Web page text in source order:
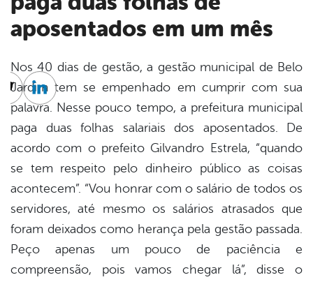
aposentados em um mês
Nos 40 dias de gestão, a gestão municipal de Belo
Jardim tem se empenhado em cumprir com sua
palavra. Nesse pouco tempo, a prefeitura municipal
paga duas folhas salariais dos aposentados. De
acordo com o prefeito Gilvandro Estrela, “quando
se tem respeito pelo dinheiro público as coisas
acontecem”. “Vou honrar com o salário de todos os
servidores, até mesmo os salários atrasados que
foram deixados como herança pela gestão passada.
Peço apenas um pouco de paciência e
compreensão, pois vamos chegar lá”, disse o
Twitter
Linkedin